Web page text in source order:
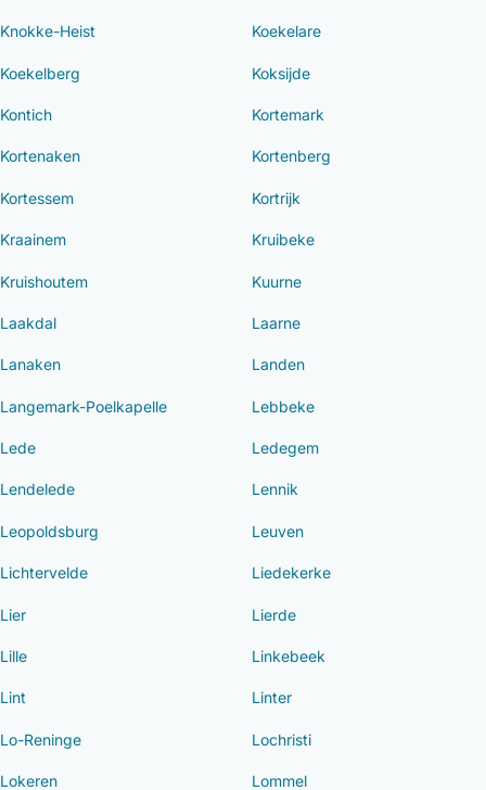
Knokke-Heist Koekelare
Koekelberg Koksijde
Kontich Kortemark
Kortenaken Kortenberg
Kortessem Kortrijk
Kraainem Kruibeke
Kruishoutem Kuurne
Laakdal Laarne
Lanaken Landen
Langemark-Poelkapelle Lebbeke
Lede Ledegem
Lendelede Lennik
Leopoldsburg Leuven
Lichtervelde Liedekerke
Lier Lierde
Lille Linkebeek
Lint Linter
Lo-Reninge Lochristi
Lokeren Lommel